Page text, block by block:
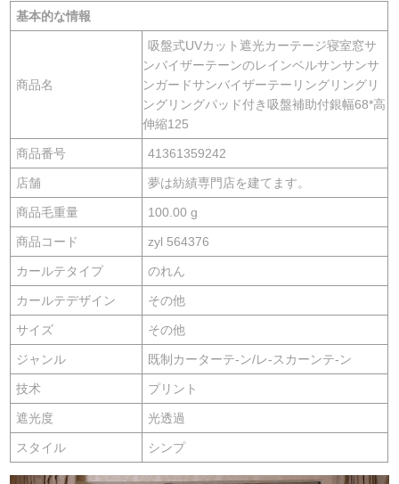
基本的な情報
商品名
吸盤式UVカット遮光カーテージ寝室窓サ
ンバイザーテーンのレインベルサンサンサ
ンガードサンバイザーテーリングリングリ
ングリングパッド付き吸盤補助付銀幅68*高
伸縮125
商品番号 41361359242
店舗 夢は紡績専門店を建てます。
商品毛重量 100.00 g
商品コード zyl 564376
カールテタイプ のれん
カールテデザイン その他
サイズ その他
ジャンル 既制カーターテ-ン/レ-スカーンテ-ン
技术 プリント
遮光度 光透過
スタイル シンプ